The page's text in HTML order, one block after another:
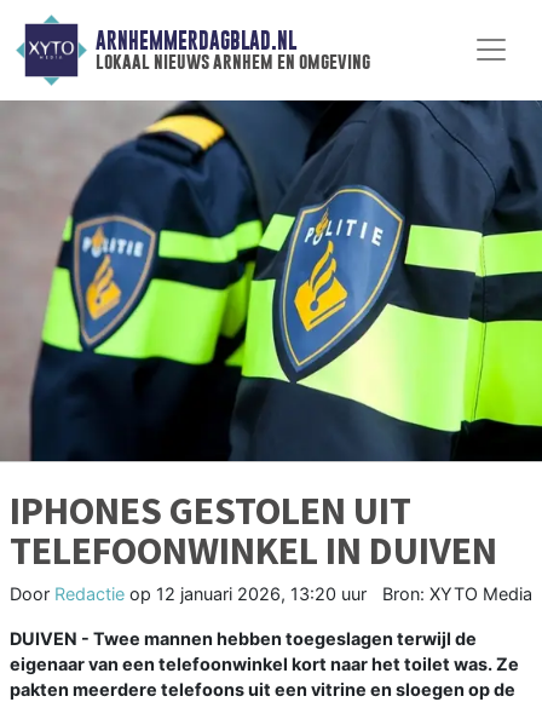
ARNHEMMERDAGBLAD.NL
lokaal nieuws arnhem en omgeving
IPHONES GESTOLEN UIT
TELEFOONWINKEL IN DUIVEN
Door Redactie op 12 januari 2026, 13:20 uur Bron: XYTO Media
DUIVEN - Twee mannen hebben toegeslagen terwijl de
eigenaar van een telefoonwinkel kort naar het toilet was. Ze
pakten meerdere telefoons uit een vitrine en sloegen op de